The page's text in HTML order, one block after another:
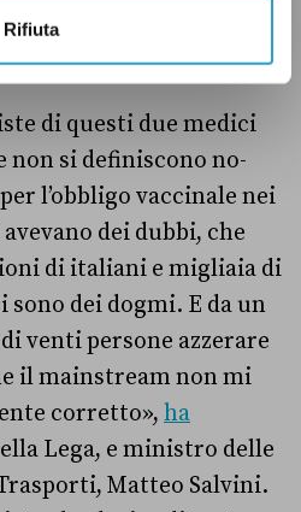
Rifiuta
maggioranza l’hanno
di questi due medici
non si definiscono no-
l’obbligo vaccinale nei
dei dubbi, che
di italiani e migliaia di
dei dogmi. E da un
venti persone azzerare
il mainstream non mi
corretto», ha
Lega, e ministro delle
Matteo Salvini.